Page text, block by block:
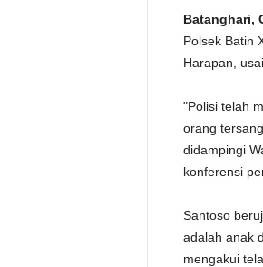
Batanghari,
Polsek Batin
Harapan,
"Polisi telah
orang
didampingi
konferensi
Santoso
adalah anak
mengakui